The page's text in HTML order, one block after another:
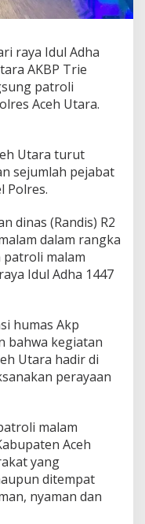
raya Idul Adha
AKBP Trie
patroli
Aceh Utara.
Utara turut
sejumlah pejabat
Polres.
dinas (Randis) R2
dalam rangka
malam
Idul Adha 1447
humas Akp
bahwa kegiatan
Utara hadir di
perayaan
malam
Aceh
yang
ditempat
nyaman dan